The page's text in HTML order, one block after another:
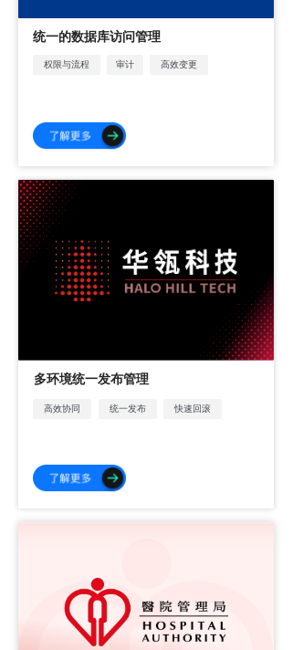
多环境统一发布管理
高效协同 统一发布 快速回滚
统一的数据库访问管理
权限与流程 审计 高效变更